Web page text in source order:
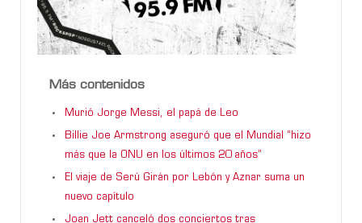
Más contenidos
Murió Jorge Messi, el papá de Leo
Billie Joe Armstrong aseguró que el Mundial “hizo
más que la ONU en los últimos 20 años”
El viaje de Serú Girán por Lebón y Aznar suma un
nuevo capítulo
Joan Jett canceló dos conciertos tras